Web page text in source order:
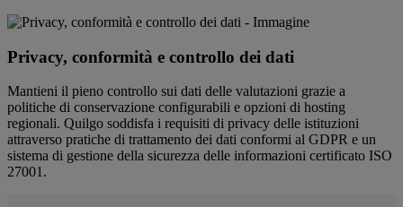
Privacy, conformità e controllo dei dati
Mantieni il pieno controllo sui dati delle valutazioni grazie a
politiche di conservazione configurabili e opzioni di hosting
regionali. Quilgo soddisfa i requisiti di privacy delle istituzioni
attraverso pratiche di trattamento dei dati conformi al GDPR e un
sistema di gestione della sicurezza delle informazioni certificato ISO
27001.